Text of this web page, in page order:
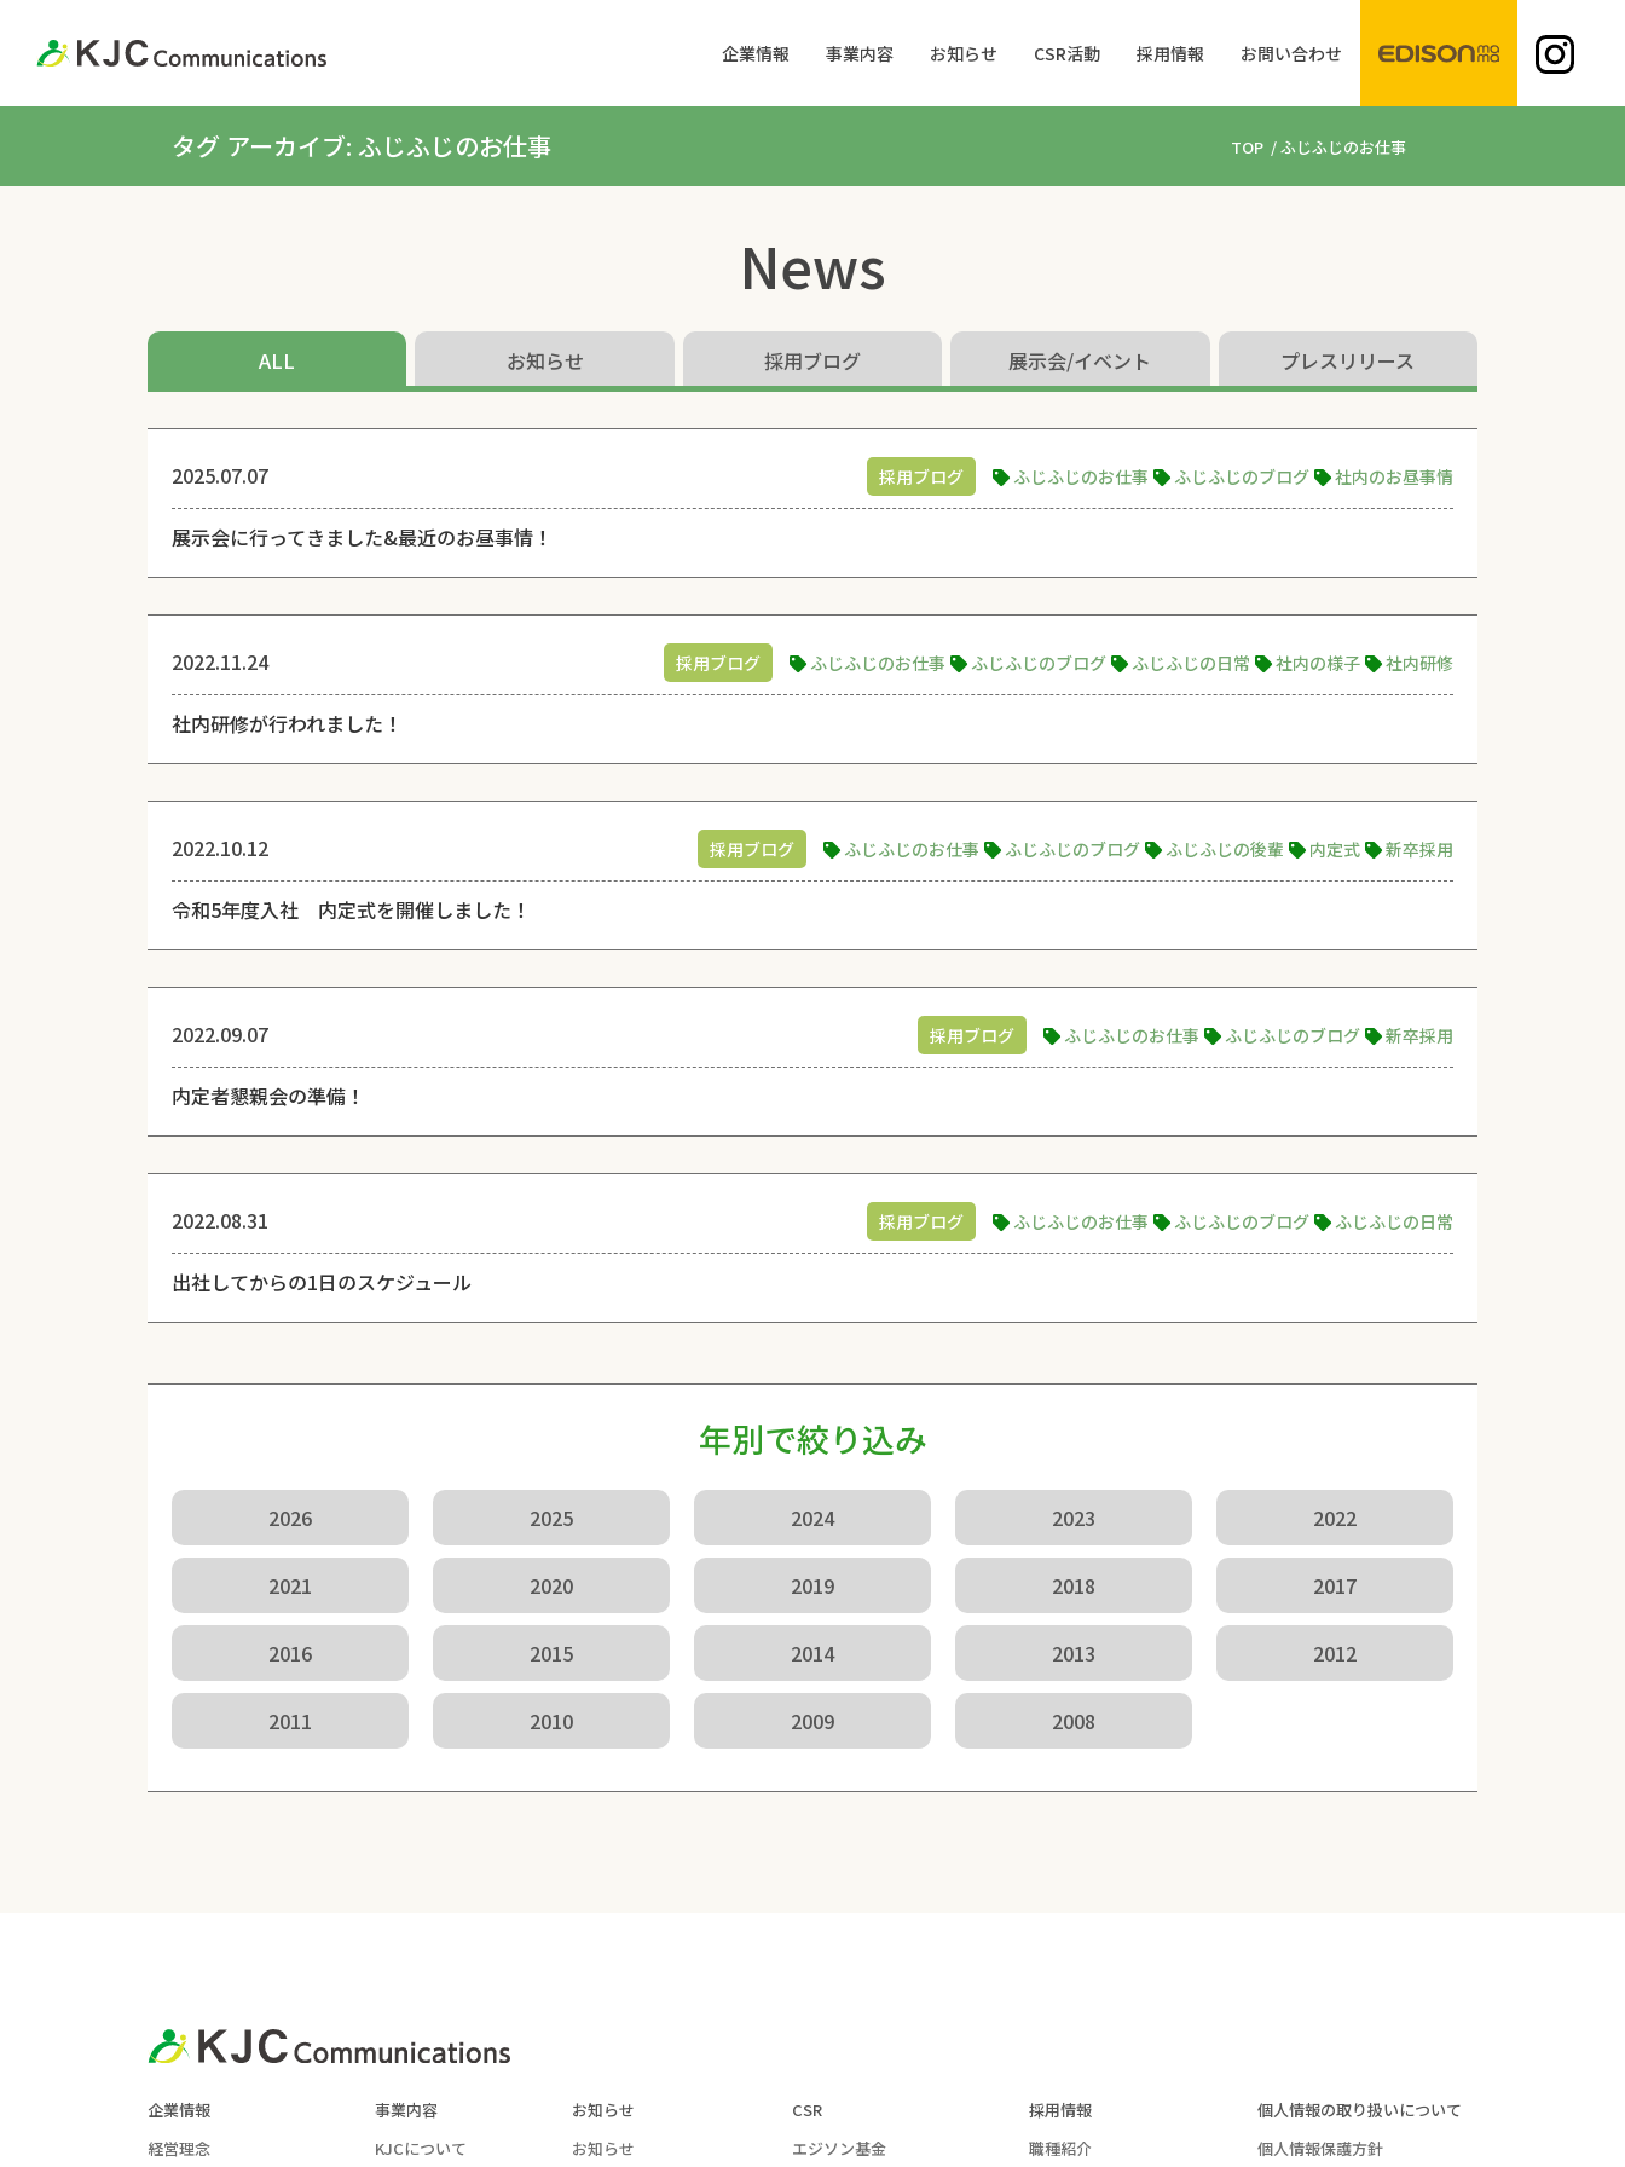
企業情報 事業内容 お知らせ CSR活動 採用情報 お問い合わせ
タグ アーカイブ: ふじふじのお仕事 TOP /ふじふじのお仕事
News
ALL お知らせ 採用ブログ 展示会/イベント プレスリリース
2025.07.07 採用ブログ ふじふじのお仕事 ふじふじのブログ 社内のお昼事情
展示会に行ってきました&最近のお昼事情！
2022.11.24 採用ブログ ふじふじのお仕事 ふじふじのブログ ふじふじの日常 社内の様子 社内研修
社内研修が行われました！
2022.10.12 採用ブログ ふじふじのお仕事 ふじふじのブログ ふじふじの後輩 内定式 新卒採用
令和5年度入社 内定式を開催しました！
2022.09.07 採用ブログ ふじふじのお仕事 ふじふじのブログ 新卒採用
内定者懇親会の準備！
2022.08.31 採用ブログ ふじふじのお仕事 ふじふじのブログ ふじふじの日常
出社してからの1日のスケジュール
年別で絞り込み
2026 2025 2024 2023 2022
2021 2020 2019 2018 2017
2016 2015 2014 2013 2012
2011 2010 2009 2008
企業情報
経営理念
事業内容
KJCについて
お知らせ
お知らせ
CSR
エジソン基金
採用情報
職種紹介
個人情報の取り扱いについて
個人情報保護方針